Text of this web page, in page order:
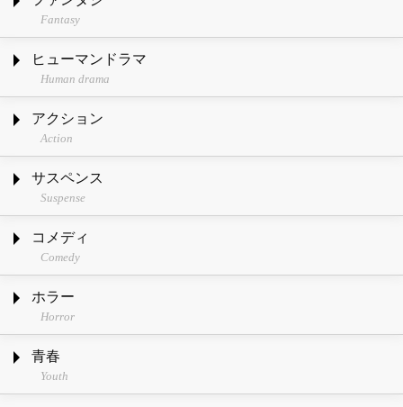
Fantasy
ヒューマンドラマ
Human drama
アクション
Action
サスペンス
Suspense
コメディ
Comedy
ホラー
Horror
青春
Youth